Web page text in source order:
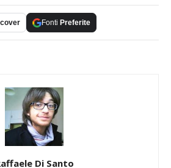
Fonti Preferite
Di Santo